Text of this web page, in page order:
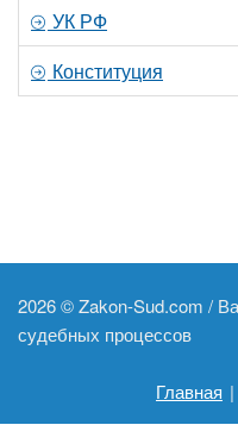
УК РФ
Конституция
2026 ©Zakon-Sud.com /
судебных процессов
Главная |